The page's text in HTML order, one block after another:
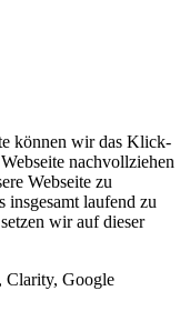
können wir das Klick-
nachvollziehen
Webseite zu
insgesamt laufend zu
wir auf dieser
Clarity, Google